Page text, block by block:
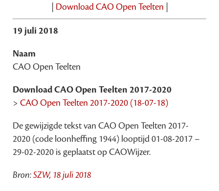
Download CAO Open Teelten
19 juli 2018
Naam
CAO Open Teelten
Download CAO Open Teelten 2017-2020
>CAO Open Teelten 2017-2020 (18-07-18)
De gewijzigde tekst van CAO Open Teelten 2017-
2020 (code loonheffing 1944) looptijd 01-08-2017 –
29-02-2020 is geplaatst op CAOWijzer.
Bron:SZW, 18 juli 2018